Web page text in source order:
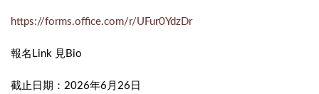
https://forms.office.com/r/UFur0YdzDr
報名Link 見Bio
截止日期：2026年6月26日